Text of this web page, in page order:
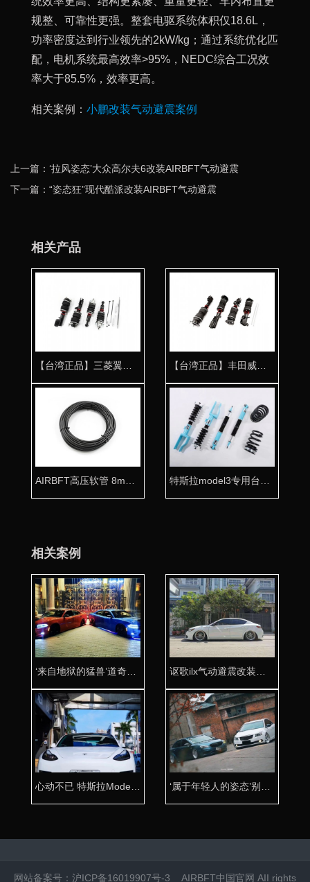
规整、可靠性更强。整套电驱系统体积仅18.6L，
功率密度达到行业领先的2kW/kg；通过系统优化匹
配，电机系统最高效率>95%，NEDC综合工况效
率大于85.5%，效率更高。
相关案例： 小鹏改装气动避震案例
上一篇：‘拉风姿态’大众高尔夫6改装AIRBFT气动避震
下一篇：“姿态狂”现代酷派改装AIRBFT气动避震
相关产品
【台湾正品】三菱翼神气动避震专用桶身 低趴专用 【台湾正品】丰田威飒气动避震专用桶身 姿态雄起
AIRBFT高压软管 8mm气动专用气管 特斯拉model3专用台湾KT高性能绞牙避震器
相关案例
‘来自地狱的猛兽’道奇挑战者改装AIRBFT气动避震 讴歌ilx气动避震改装案例分享 个性造型引领潮流风尚
心动不已 特斯拉Model 3改装AIRBFT气动避震低趴姿态 ‘属于年轻人的姿态’别克凯越改装AIRBFT气动避震
网站备案号： 沪ICP备16019907号-3 AIRBFT中国官网 AII rights